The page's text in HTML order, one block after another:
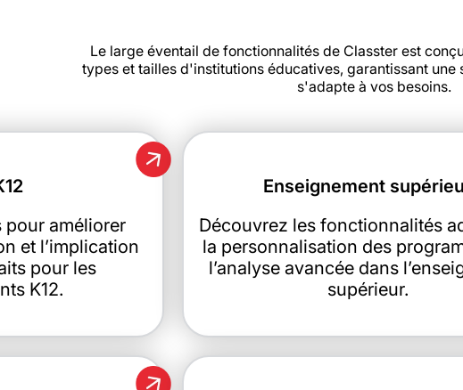
Le large éventail de fonctionnalités de Classter est
types et tailles d'institutions éducatives, garantissant
s'adapte à vos besoins.
pour améliorer
et l’implication
pour les
K12.
Enseignement
Découvrez les fonctionnalités
la personnalisation des
l’analyse avancée dans
supérieur.